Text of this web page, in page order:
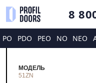
8
PO PDO PEO NO NEO
МОДЕЛЬ
51ZN